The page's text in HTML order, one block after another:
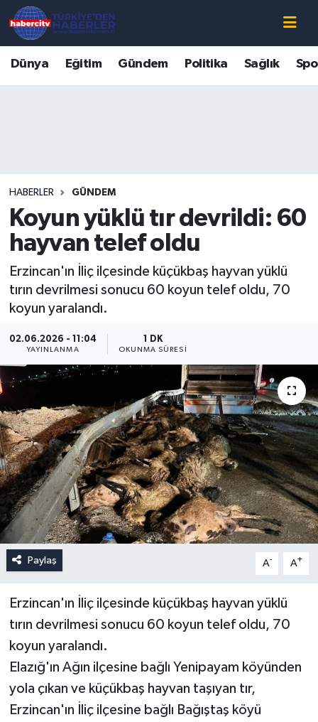
Dünya Eğitim Gündem Politika Sağlık
HABERLER GÜNDEM
Koyun yüklü tır devrildi: 60
hayvan telef oldu
Erzincan'ın İliç ilçesinde küçükbaş hayvan yüklü
tırın devrilmesi sonucu 60 koyun telef oldu, 70
koyun yaralandı.
02.06.2026 - 11:04
YAYINLANMA
1 DK
OKUNMA SÜRESI
Paylaş A- A+
Erzincan'ın İliç ilçesinde küçükbaş hayvan yüklü
tırın devrilmesi sonucu 60 koyun telef oldu, 70
koyun yaralandı.
Elazığ'ın Ağın ilçesine bağlı Yenipayam köyünden
yola çıkan ve küçükbaş hayvan taşıyan tır,
Erzincan'ın İliç ilçesine bağlı Bağıştaş köyü
Süper Lig Puan Durumu ve Fikstür
Tüm Manşetler
Son Dakika Haberleri
Haber Arşivi